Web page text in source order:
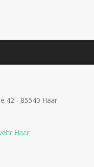
42 - 85540 Haar
Haar